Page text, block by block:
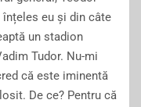
înțeles eu și din câte
un stadion
Tudor. Nu-mi
că este iminentă
De ce? Pentru că